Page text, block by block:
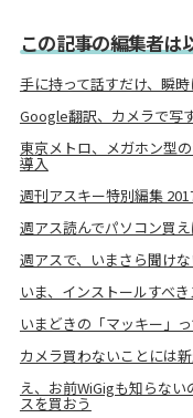
この記事の編集者は
手に持って話すだけ、瞬
Google翻訳、カメラで写
東京メトロ、メガホン型
導入
週刊アスキー特別編集
週アス読んでパソコン買
週アスで、いまさら聞け
いま、インストールすべ
いまどきの「マッキー」
カメラ買わないことには
え、お前WiGigも知らな
スを買おう